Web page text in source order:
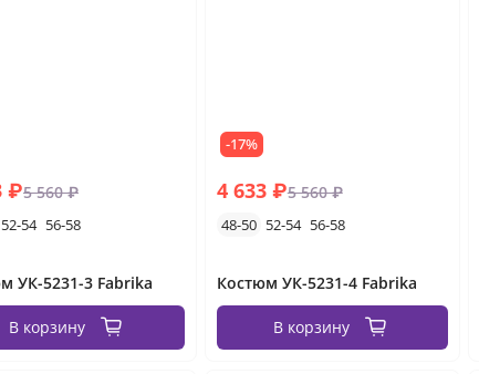
₽5 560 ₽
52-54 56-58
УК-5231-3 Fabrika
В корзину
-17%
4 633 ₽5 560 ₽
48-50 52-54 56-58
Костюм УК-5231-4 Fabrika
В корзину